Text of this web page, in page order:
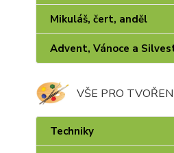
Mikuláš, čert, anděl
Advent, Vánoce a
VŠE PRO
Techniky